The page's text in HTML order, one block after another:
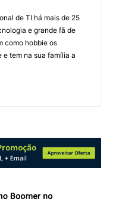
de TI há mais de 25
e grande fã de
como hobbie os
e tem na sua família a